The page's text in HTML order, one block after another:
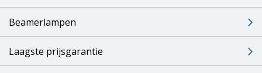
Beamerlampen
Laagste prijsgarantie